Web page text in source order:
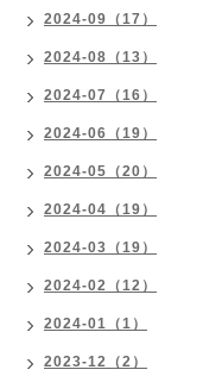
2024-09（17）
2024-08（13）
2024-07（16）
2024-06（19）
2024-05（20）
2024-04（19）
2024-03（19）
2024-02（12）
2024-01（1）
2023-12（2）